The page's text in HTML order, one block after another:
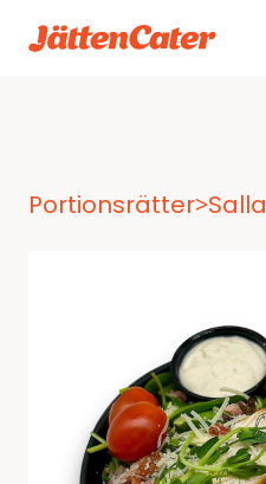
Portionsrätter
Portionsrätter>